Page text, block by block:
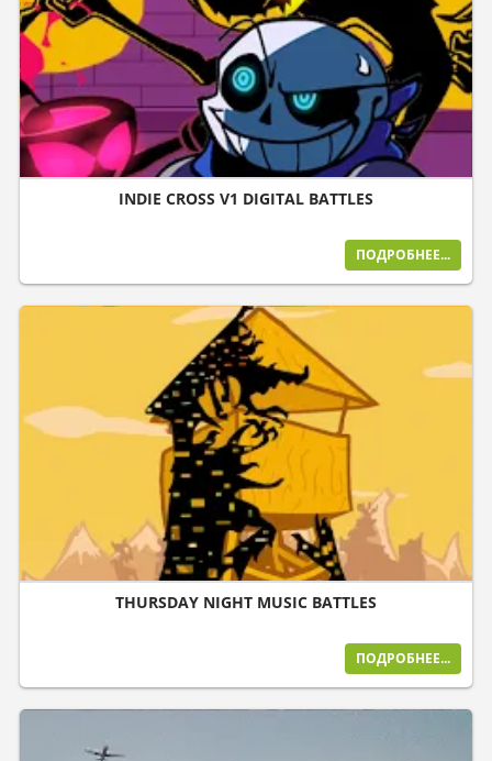
INDIE CROSS V1 DIGITAL BATTLES
ПОДРОБНЕЕ...
THURSDAY NIGHT MUSIC BATTLES
ПОДРОБНЕЕ...